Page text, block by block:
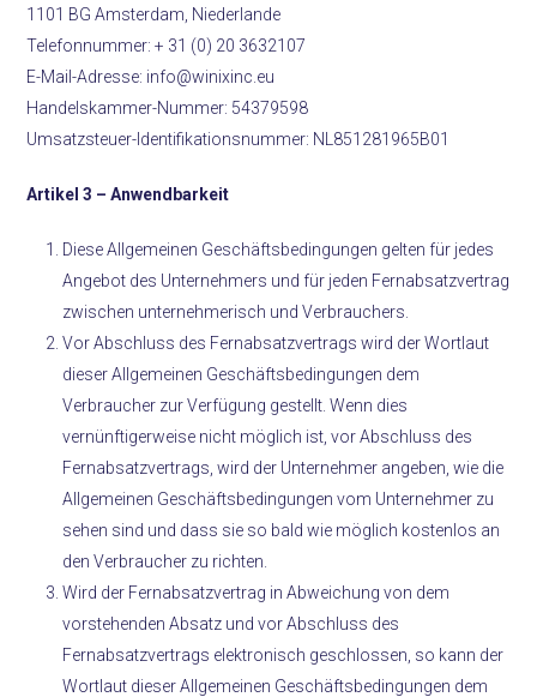
1101 BG Amsterdam, Niederlande
Telefonnummer: + 31 (0) 20 3632107
E-Mail-Adresse: info@winixinc.eu
Handelskammer-Nummer: 54379598
Umsatzsteuer-Identifikationsnummer: NL851281965B01
Artikel 3 – Anwendbarkeit
Diese Allgemeinen Geschäftsbedingungen gelten für jedes
Angebot des Unternehmers und für jeden Fernabsatzvertrag
zwischen unternehmerisch und Verbrauchers.
Vor Abschluss des Fernabsatzvertrags wird der Wortlaut
dieser Allgemeinen Geschäftsbedingungen dem
Verbraucher zur Verfügung gestellt. Wenn dies
vernünftigerweise nicht möglich ist, vor Abschluss des
Fernabsatzvertrags, wird der Unternehmer angeben, wie die
Allgemeinen Geschäftsbedingungen vom Unternehmer zu
sehen sind und dass sie so bald wie möglich kostenlos an
den Verbraucher zu richten.
Wird der Fernabsatzvertrag in Abweichung von dem
vorstehenden Absatz und vor Abschluss des
Fernabsatzvertrags elektronisch geschlossen, so kann der
Wortlaut dieser Allgemeinen Geschäftsbedingungen dem